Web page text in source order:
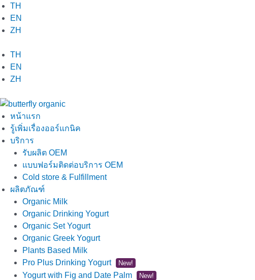
Skip
to
content
TH
EN
ZH
TH
EN
ZH
หน้าแรก
รู้เพิ่มเรื่องออร์แกนิค
บริการ
รับผลิต OEM
แบบฟอร์มติดต่อบริการ OEM
Cold store & Fulfillment
ผลิตภัณฑ์
Organic Milk
Organic Drinking Yogurt
Organic Set Yogurt
Organic Greek Yogurt
Plants Based Milk
Pro Plus Drinking Yogurt
New!
Yogurt with Fig and Date Palm New!